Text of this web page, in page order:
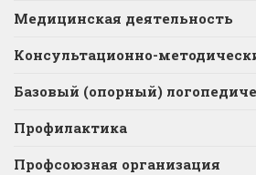
Медицинская деятельность
Консультационно-
Базовый (опорный)
Профилактика
Профсоюзная организация